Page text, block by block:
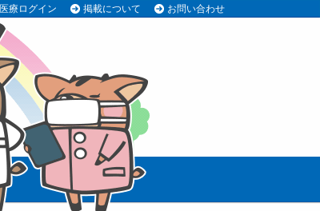
医療ログイン 掲載について お問い合わせ